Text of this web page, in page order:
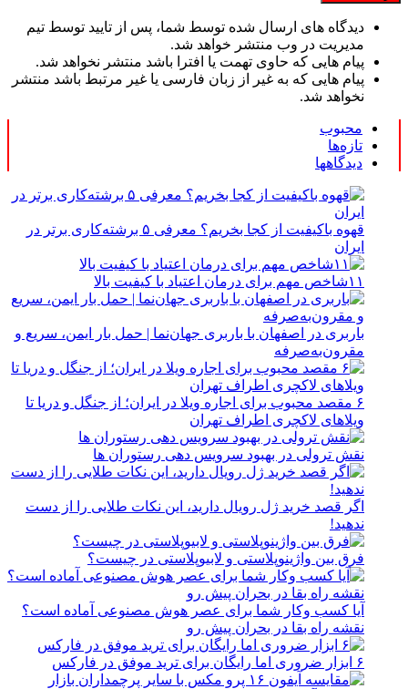
دیدگاه های ارسال شده توسط شما، پس از تایید توسط تیم
مدیریت در وب منتشر خواهد شد.
پیام هایی که حاوی تهمت یا افترا باشد منتشر نخواهد شد.
پیام هایی که به غیر از زبان فارسی یا غیر مرتبط باشد منتشر
نخواهد شد.
محبوب
تازه‌ها
دیدگاهها
قهوه باکیفیت از کجا بخریم؟ معرفی ۵ برشته‌کاری برتر در
ایران
۱۱شاخص مهم برای درمان اعتیاد با کیفیت بالا
باربری در اصفهان با باربری جهان‌نما | حمل بار ایمن، سریع و
مقرون‌به‌صرفه
۶ مقصد محبوب برای اجاره ویلا در ایران؛ از جنگل و دریا تا
ویلاهای لاکچری اطراف تهران
نقش ترولی در بهبود سرویس دهی رستوران ها
اگر قصد خرید ژل رویال دارید، این نکات طلایی را از دست
ندهید!
فرق بین واژینوپلاستی و لابیوپلاستی در چیست؟
آیا کسب وکار شما برای عصر هوش مصنوعی آماده است؟
نقشه راه بقا در بحران پیش رو
۶ ابزار ضروری اما رایگان برای ترید موفق در فارکس